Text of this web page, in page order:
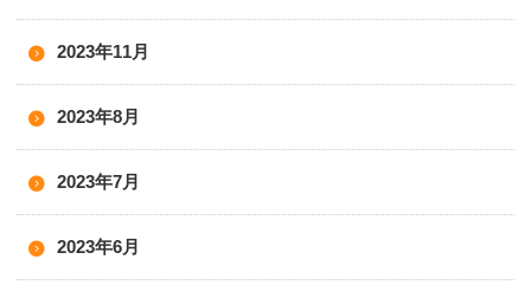
2023年11月
2023年8月
2023年7月
2023年6月